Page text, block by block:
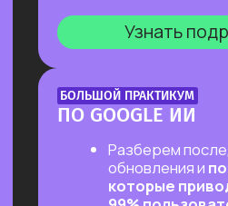
Узнать подробнее
ОНЛАЙН-ПРАКТИКУМ
ПЕРВЫЙ ПРАКТИКУМ
НА CLAUDE CODE ДЛЯ ВСЕХ,
КТО «НЕ ТЕХНАРЬ»
Обещаем: за 2 часа переведем
из точки «Это точно не для меня»
в точку «Я тоже могу вайб-кодить!»